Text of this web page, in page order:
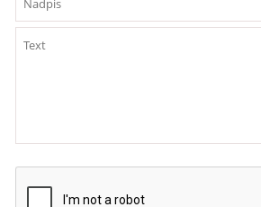
PÍSNĚ K TÉMATU PODZIM
POHYBOVÉ AKTIVITY NA TÉMA PODZIM
PÍSNĚ K TÉMATU ZIMA